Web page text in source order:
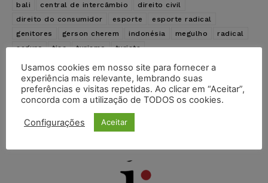
bali
central de intercâmbio
direito civil
direito do consumidor
esporte
esporte radical
genitores
gerson cherem indonésia megulho
radical
seguro
tjsc turismo turista
Artigo anterior
BacenJud amplia bloqueio
de valores para quitar
Próximo artigo
Genitores de jovem que
caiu do oitavo andar em
Usamos cookies em nosso site para fornecer a
experiência mais relevante, lembrando suas
preferências e visitas repetidas. Ao clicar em “Aceitar”,
concorda com a utilização de TODOS os cookies.
Configurações Aceitar